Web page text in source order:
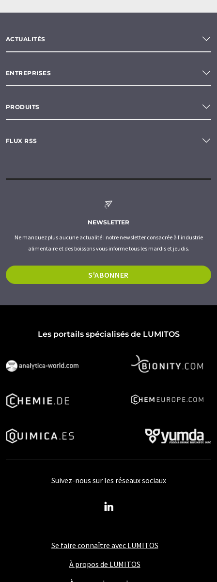
ACTUALITÉS
ENTREPRISES
PRODUITS
FLUX RSS
NEWSLETTER
Ne manquez plus aucune actualité : notre newsletter consacrée à l'industrie
alimentaire et des boissons vous informe tous les mardis et jeudis.
S'ABONNER
Les portails spécialisés de LUMITOS
Se faire connaître avec LUMITOS
À propos de LUMITOS
Suivez-nous sur les réseaux sociaux